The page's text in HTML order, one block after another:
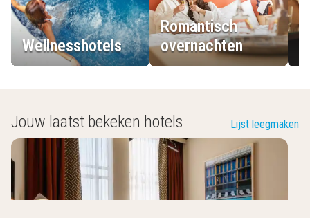
Wellnesshotels
Romantisch
overnachten
Jouw laatst bekeken hotels Lijst leegmaken